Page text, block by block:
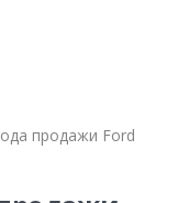
продажи Ford